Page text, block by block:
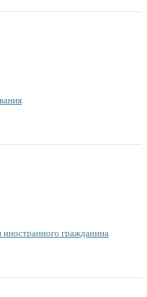
гражданина